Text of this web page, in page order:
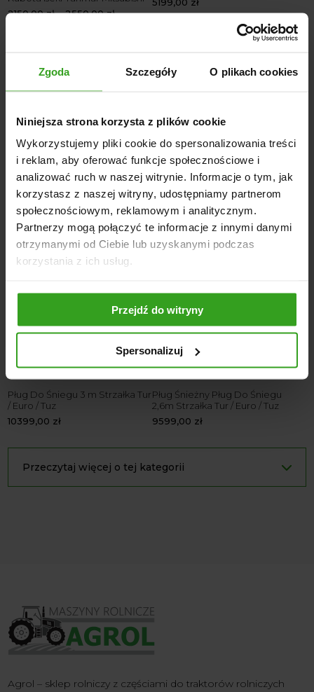
Zgoda Szczegóły O plikach cookies
Niniejsza strona korzysta z plików cookie
Wykorzystujemy pliki cookie do spersonalizowania treści
i reklam, aby oferować funkcje społecznościowe i
analizować ruch w naszej witrynie. Informacje o tym, jak
korzystasz z naszej witryny, udostępniamy partnerom
społecznościowym, reklamowym i analitycznym.
Partnerzy mogą połączyć te informacje z innymi danymi
otrzymanymi od Ciebie lub uzyskanymi podczas
korzystania z ich usług.
Przejdź do witryny
Spersonalizuj
2150,00zł–2550,00zł
Glebogryzarka Separacyjna
Agrostar
8050,00zł–10690,00 zł
Ładowacz na linkę Tył Widły
1700,00
Pług Do Śniegu 3 m Strzałka Tur
/ Euro / Tuz
10399,00 zł
Pług Śnieżny Pług Do Śniegu
2,6m Strzałka Tur / Euro / Tuz
9599,00 zł
Przeczytaj więcej o tej kategorii
Agrol – sklep rolniczy z częściami do traktorów rolniczych